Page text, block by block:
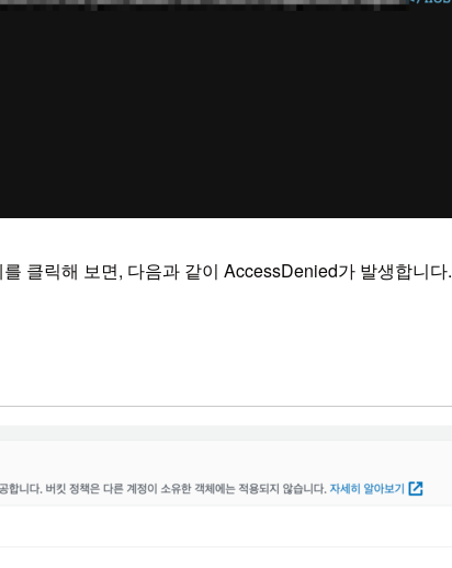
클릭해 보면, 다음과 같이 AccessDenied가 발생합니다.